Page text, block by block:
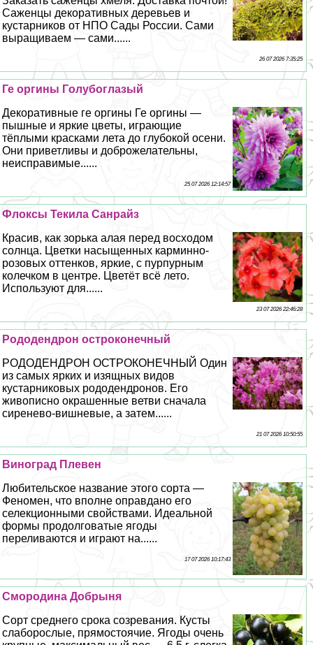
Саженцы декоративных деревьев и
кустарников от НПО Сады России. Сами
выращиваем — сами......
26 07 2026 7:35:25
Ге opгины Гoлyбоглазый
Декоративные ге opгины Ге opгины —
пышные и яркие цветы, играющие
тёплыми красками лета до глубокой осени.
Они приветливы и доброжелательны,
неисправимые......
25 07 2026 12:14:57
Флоксы Текила Санрайз
Красив, как зорька алая перед восходом
солнца. Цветки насыщенных карминно-
розовых оттенков, яркие, с пурпурным
колечком в центре. Цветёт всё лето.
Используют для......
23 07 2026 22:46:28
Рододендрон остроконечный
РОДОДЕНДРОН ОСТРОКОНЕЧНЫЙ Один
из самых ярких и изящных видов
кустарниковых рододендронов. Его
живописно окрашенные ветви сначала
сиренево-вишневые, а затем......
21 07 2026 10:50:55
Виноград Плевен
Любительское название этого сорта —
Феномен, что вполне оправдано его
селекционными свойствами. Идеальной
формы продолговатые ягоды
переливаются и играют на......
17 07 2026 10:17:43
Смородина Добрыня
Сорт среднего срока созревания. Кусты
слаборослые, прямостоячие. Ягоды очень